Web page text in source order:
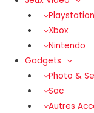
Playstation
Xbox
Nintendo
Gadgets
Photo &
Sac
Autres